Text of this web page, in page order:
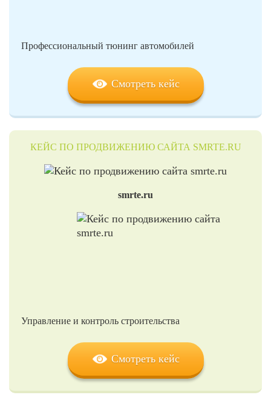
Профессиональный тюнинг автомобилей
Смотреть кейс
КЕЙС ПО ПРОДВИЖЕНИЮ САЙТА SMRTE.RU
smrte.ru
Управление и контроль строительства
Смотреть кейс